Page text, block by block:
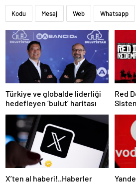
Kodu Mesaj Web Whatsapp
Türkiye ve globalde liderliği
hedefleyen ‘bulut’ haritası
Red
RDR
X’ten al haberi!..Haberler